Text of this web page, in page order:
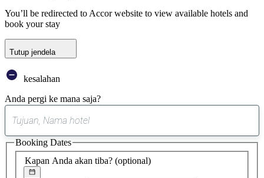
You’ll be redirected to Accor website to view available hotels and
book your stay
Tutup jendela
kesalahan
Anda pergi ke mana saja?
saran
ditemukan
Kapan Anda akan tiba? (optional)
Booking Dates